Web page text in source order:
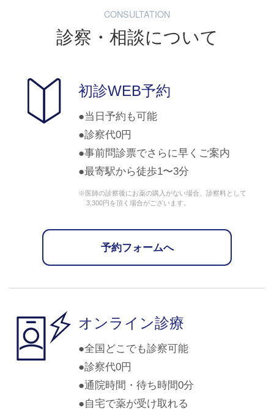
CONSULTATION
診察・相談について
初診WEB予約
当日予約も可能
診察代0円
事前問診票でさらに早くご案内
最寄駅から徒歩1〜3分
※医師の診察後にお薬の購入がない場合、診察料として
3,300円を頂く場合がございます。
予約フォームへ
オンライン診療
全国どこでも診察可能
診察代0円
通院時間・待ち時間0分
自宅で薬が受け取れる